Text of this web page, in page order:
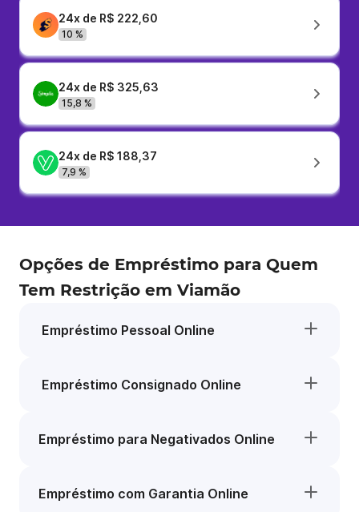
24x de R$ 222,60
10 %
24x de R$ 325,63
15,8 %
24x de R$ 188,37
7,9 %
Opções de Empréstimo para Quem
Tem Restrição em Viamão
Empréstimo Pessoal Online
Empréstimo Consignado Online
Empréstimo para Negativados Online
Empréstimo com Garantia Online